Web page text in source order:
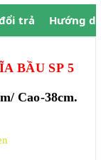
trả Hướng
BẦU SP 5
Cao-38cm.